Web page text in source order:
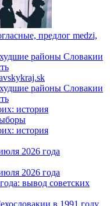
предлог medzi,
районы Словакии
районы Словакии
история
история
2026 года
2026 года
вывод советских